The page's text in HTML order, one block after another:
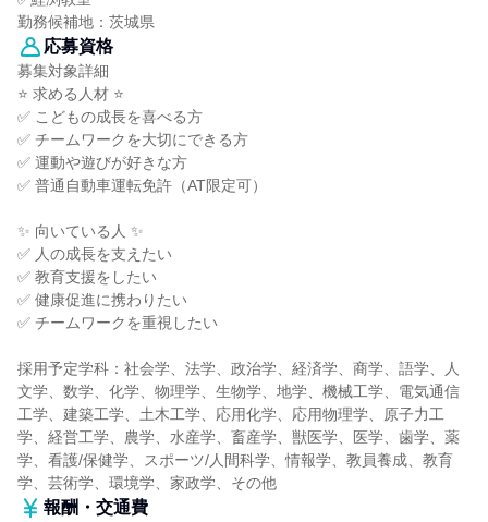
勤務候補地：茨城県
応募資格
募集対象詳細
⭐ 求める人材 ⭐
✅ こどもの成長を喜べる方
✅ チームワークを大切にできる方
✅ 運動や遊びが好きな方
✅ 普通自動車運転免許（AT限定可）
✨ 向いている人 ✨
✅ 人の成長を支えたい
✅ 教育支援をしたい
✅ 健康促進に携わりたい
✅ チームワークを重視したい
採用予定学科：社会学、法学、政治学、経済学、商学、語学、人
文学、数学、化学、物理学、生物学、地学、機械工学、電気通信
工学、建築工学、土木工学、応用化学、応用物理学、原子力工
学、経営工学、農学、水産学、畜産学、獣医学、医学、歯学、薬
学、看護/保健学、スポーツ/人間科学、情報学、教員養成、教育
学、芸術学、環境学、家政学、その他
報酬・交通費